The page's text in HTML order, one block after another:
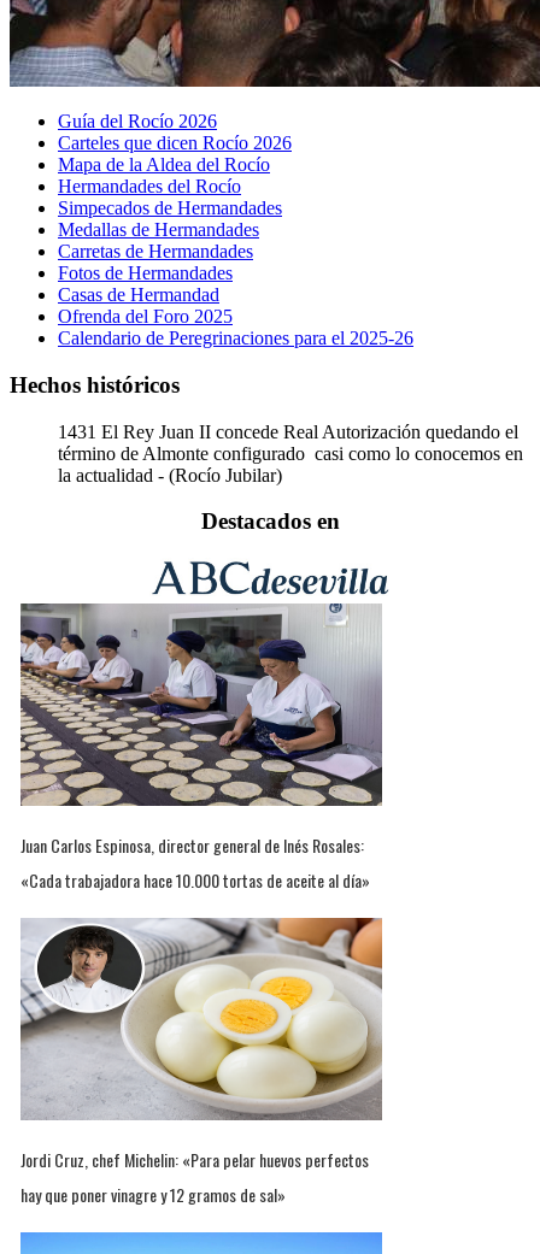
Guía del Rocío 2026
Carteles que dicen Rocío 2026
Mapa de la Aldea del Rocío
Hermandades del Rocío
Simpecados de Hermandades
Medallas de Hermandades
Carretas de Hermandades
Fotos de Hermandades
Casas de Hermandad
Ofrenda del Foro 2025
Calendario de Peregrinaciones para el 2025-26
Hechos históricos
1431 El Rey Juan II concede Real Autorización quedando el
término de Almonte configurado casi como lo conocemos en
la actualidad - (Rocío Jubilar)
Destacados en
Juan Carlos Espinosa, director general de Inés Rosales:
«Cada trabajadora hace 10.000 tortas de aceite al día»
Jordi Cruz, chef Michelin: «Para pelar huevos perfectos
hay que poner vinagre y 12 gramos de sal»